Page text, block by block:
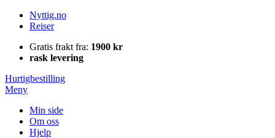
Nyttig.no
Reiser
Gratis frakt fra: 1900 kr
rask levering
Hurtigbestilling
Meny
Min side
Om oss
Hjelp